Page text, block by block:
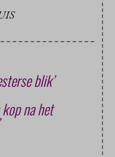
blik’
na het